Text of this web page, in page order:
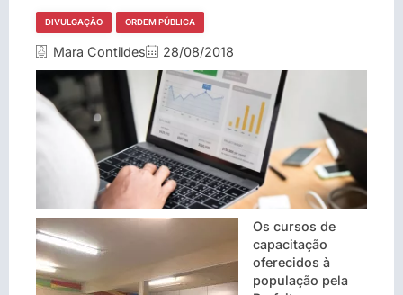
DIVULGAÇÃO ORDEM PÚBLICA
Mara Contildes 28/08/2018
Os cursos de
capacitação
oferecidos à
população pela